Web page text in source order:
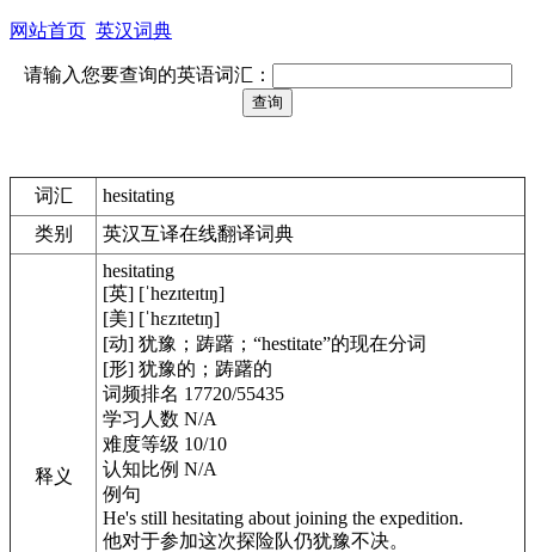
网站首页 英汉词典
请输入您要查询的英语词汇：
词汇
hesitating
类别
英汉互译在线翻译词典
释义
hesitating
[英] [ˈhezɪteɪtɪŋ]
[美] [ˈhɛzɪtetɪŋ]
[动] 犹豫；踌躇；“hestitate”的现在分词
[形] 犹豫的；踌躇的
词频排名 17720/55435
学习人数 N/A
难度等级 10/10
认知比例 N/A
例句
He's still hesitating about joining the expedition.
他对于参加这次探险队仍犹豫不决。